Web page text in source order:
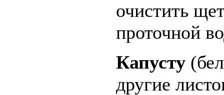
очистить
проточной
Капусту
другие